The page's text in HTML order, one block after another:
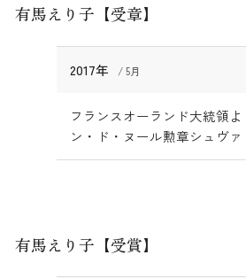
有馬えり子【受章】
2017年 5月
フランスオーランド大統領
ン・ド・ヌール勲章シュヴァ
有馬えり子【受賞】